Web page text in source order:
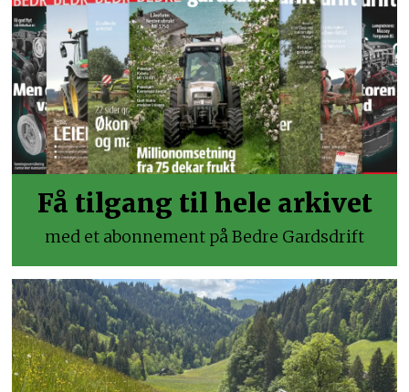
Få tilgang til hele arkivet
med et abonnement på Bedre Gardsdrift